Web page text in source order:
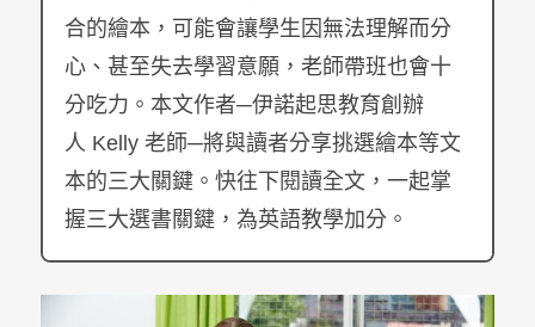
合的繪本，可能會讓學生因無法理解而分
心、甚至失去學習意願，老師帶班也會十
分吃力。本文作者─伊諾起思教育創辦
人 Kelly 老師─將與讀者分享挑選繪本等文
本的三大關鍵。快往下閱讀全文，一起掌
握三大選書關鍵，為英語教學加分。